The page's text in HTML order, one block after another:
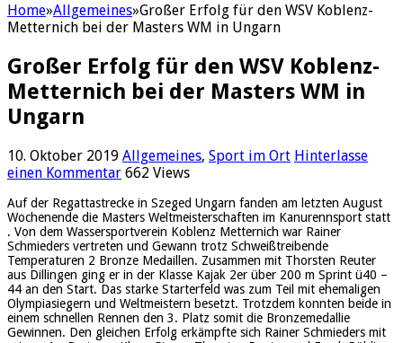
Home»Allgemeines»Großer Erfolg für den WSV Koblenz-
Metternich bei der Masters WM in Ungarn
Großer Erfolg für den WSV Koblenz-
Metternich bei der Masters WM in
Ungarn
10. Oktober 2019 Allgemeines, Sport im Ort Hinterlasse
einen Kommentar 662 Views
Auf der Regattastrecke in Szeged Ungarn fanden am letzten August
Wochenende die Masters Weltmeisterschaften im Kanurennsport statt
. Von dem Wassersportverein Koblenz Metternich war Rainer
Schmieders vertreten und Gewann trotz Schweißtreibende
Temperaturen 2 Bronze Medaillen. Zusammen mit Thorsten Reuter
aus Dillingen ging er in der Klasse Kajak 2er über 200 m Sprint ü40 –
44 an den Start. Das starke Starterfeld was zum Teil mit ehemaligen
Olympiasiegern und Weltmeistern besetzt. Trotzdem konnten beide in
einem schnellen Rennen den 3. Platz somit die Bronzemedallie
Gewinnen. Den gleichen Erfolg erkämpfte sich Rainer Schmieders mit